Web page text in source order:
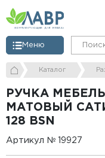
Меню
Каталог
РУЧКА
МАТОВЫЙ
128 BSN
Артикул № 19927